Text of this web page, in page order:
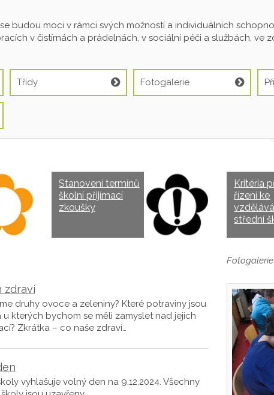
budou moci v rámci svých možností a individuálních
v čistírnách a prádelnách, v sociální péči a službách, ve
Třídy Fotogalerie
Stanovení termínů
školní přijímací
zkoušky
Kritéria
řízení ke
střední
zdraví
druhy ovoce a zeleniny? Které potraviny jsou
u kterých bychom se měli zamyslet nad jejich
Zkrátka – co naše zdraví…
vyhlašuje volný den na 9.12.2024. Všechny
Fotogalerie